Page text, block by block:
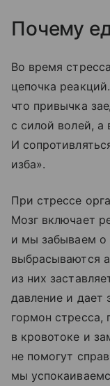
Почему
Во время
цепочка
что привычка
с силой волей, а
И
изба».
При стрессе
Мозг включает
и мы забываем о
выбрасываются
из них
давление и дает
гормон стресса,
в кровотоке и
не помогут
мы